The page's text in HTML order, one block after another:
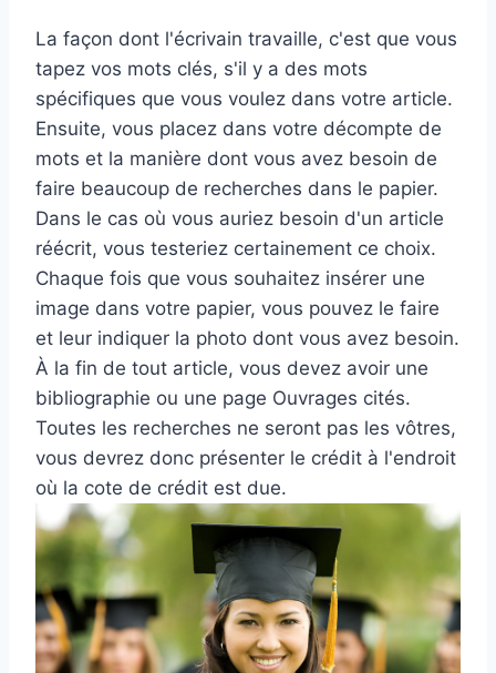
La façon dont l'écrivain travaille, c'est que vous
tapez vos mots clés, s'il y a des mots
spécifiques que vous voulez dans votre article.
Ensuite, vous placez dans votre décompte de
mots et la manière dont vous avez besoin de
faire beaucoup de recherches dans le papier.
Dans le cas où vous auriez besoin d'un article
réécrit, vous testeriez certainement ce choix.
Chaque fois que vous souhaitez insérer une
image dans votre papier, vous pouvez le faire
et leur indiquer la photo dont vous avez besoin.
À la fin de tout article, vous devez avoir une
bibliographie ou une page Ouvrages cités.
Toutes les recherches ne seront pas les vôtres,
vous devrez donc présenter le crédit à l'endroit
où la cote de crédit est due.